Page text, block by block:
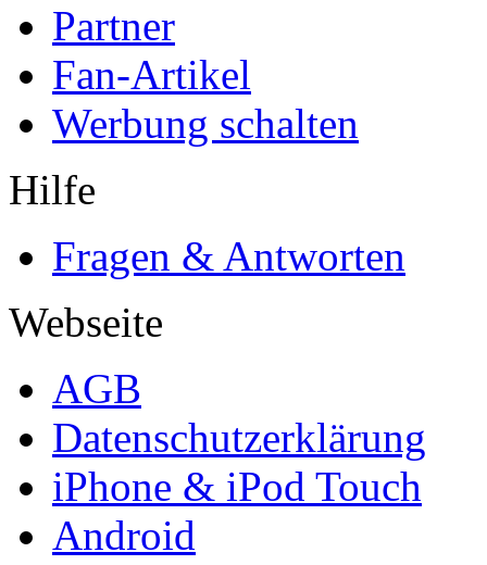
Partner
Fan-Artikel
Werbung schalten
Hilfe
Fragen & Antworten
Webseite
AGB
Datenschutzerklärung
iPhone & iPod Touch
Android